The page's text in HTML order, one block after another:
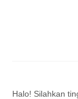
Halo! Silahkan